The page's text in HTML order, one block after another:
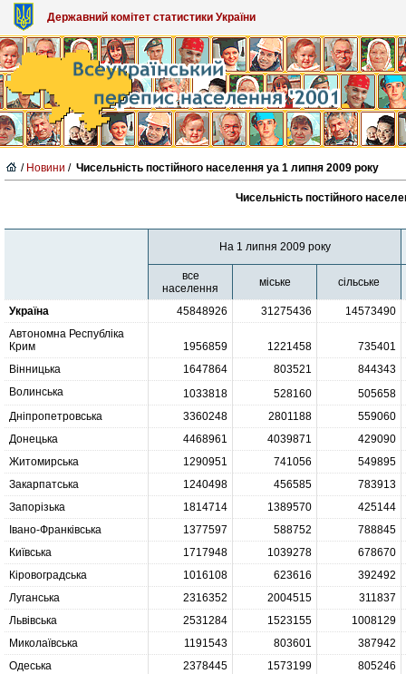
Державний комітет статистики України
/ Новини / Чисельність постійного населення yа 1 липня 2009 року
Чисельність постійного
На 1 липня 2009 року
все
населення
міське сільське
Україна 45848926 31275436
14573490
Автономна Республіка
Крим
1956859 1221458
735401
Вінницька
1647864 803521
844343
Волинська
1033818 528160
505658
Дніпропетровська
3360248 2801188
559060
Донецька
4468961 4039871
429090
Житомирська
1290951 741056
549895
Закарпатська
1240498 456585
783913
Запорізька
1814714 1389570
425144
Івано-Франківська
1377597 588752
788845
Київська
1717948 1039278
678670
Кіровоградська
1016108 623616
392492
Луганська
2316352 2004515
311837
Львівська
2531284 1523155
1008129
Миколаївська
1191543 803601
387942
Одеська
2378445 1573199
805246